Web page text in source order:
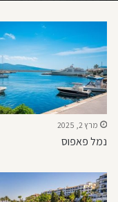
מרץ 2, 2025
נמל פאפוס